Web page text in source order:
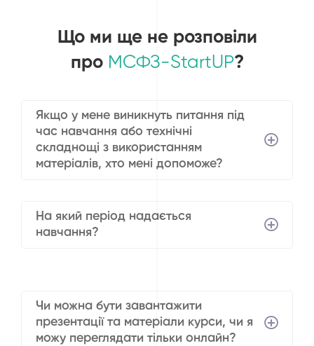
Що ми ще не розповіли
про МСФЗ-StartUP?
Якщо у мене виникнуть питання під
час навчання або технічні
складнощі з використанням
матеріалів, хто мені допоможе?
На який період надається
навчання?
Чи можна бути завантажити
презентації та матеріали курси, чи я
можу переглядати тільки онлайн?